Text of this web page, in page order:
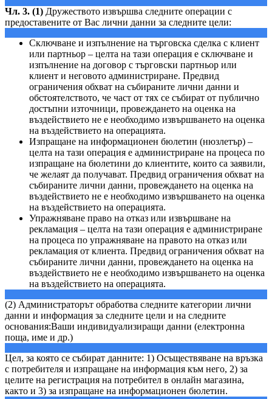
Чл. 3. (1) Дружеството извършва следните операции с
предоставените от Вас лични данни за следните цели:
Сключване и изпълнение на търговска сделка с клиент
или партньор – целта на тази операция е сключване и
изпълнение на договор с търговски партньор или
клиент и неговото администриране. Предвид
ограничения обхват на събираните лични данни и
обстоятелството, че част от тях се събират от публично
достъпни източници, провеждането на оценка на
въздействието не е необходимо извършването на оценка
на въздействието на операцията.
Изпращане на информационен бюлетин (нюзлетър) –
целта на тази операция е администриране на процеса по
изпращане на бюлетини до клиентите, които са заявили,
че желаят да получават. Предвид ограничения обхват на
събираните лични данни, провеждането на оценка на
въздействието не е необходимо извършването на оценка
на въздействието на операцията.
Упражняване право на отказ или извършване на
рекламация – целта на тази операция е администриране
на процеса по упражняване на правото на отказ или
рекламация от клиента. Предвид ограничения обхват на
събираните лични данни, провеждането на оценка на
въздействието не е необходимо извършването на оценка
на въздействието на операцията.
(2) Администраторът обработва следните категории лични
данни и информация за следните цели и на следните
основания:Ваши индивидуализиращи данни (електронна
поща, име и др.)
Цел, за която се събират данните: 1) Осъществяване на връзка
с потребителя и изпращане на информация към него, 2) за
целите на регистрация на потребител в онлайн магазина,
както и 3) за изпращане на информационен бюлетин.